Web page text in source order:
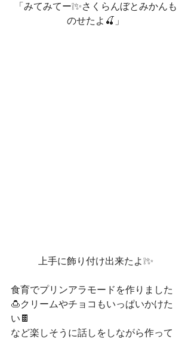
「みてみてー❕✨さくらんぼとみかんも
のせたよ🍒」
上手に飾り付け出来たよ❕✨
食育でプリンアラモードを作りました
🍮クリームやチョコもいっぱいかけた
い🍫
など楽しそうに話しをしながら作って